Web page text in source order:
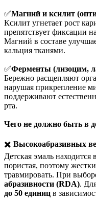
✅Магний и ксилит
Ксилит угнетает рост
препятствует фиксации
Магний в составе
кальция тканями.
✅Ферменты (лизоцим,
Бережно расщепляют
нарушая прикрепление
поддерживают
рта.
Чего не должно быть в
✖️ Высокоабразивных
Детская эмаль находится
пористая, поэтому
травмировать. При
абразивности (RDA).
до 50 единиц в